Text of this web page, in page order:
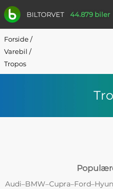
BILTORVET 44.879 biler
Forside/
Varebil /
Tropos
Audi–BMW–Cupra–Ford–